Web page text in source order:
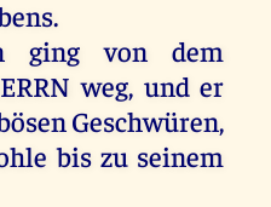
.
ging von
dem
weg, und er
Geschwüren,
bis zu seinem